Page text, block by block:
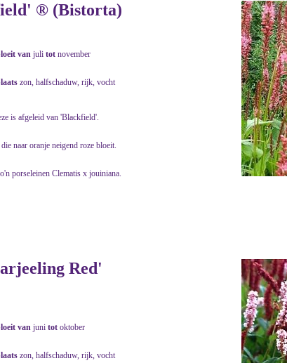
® (Bistorta)
van juli tot november
zon, halfschaduw, rijk, vocht
is afgeleid van 'Blackfield'.
naar oranje neigend roze bloeit.
porseleinen Clematis x jouiniana.
Red'
van juni tot oktober
zon, halfschaduw, rijk, vocht